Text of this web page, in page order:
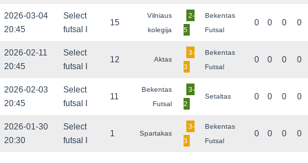
2026-03-04
20:45
Select
futsal I
15
Vilniaus
kolegija
2-
5
Bekentas
Futsal
0 0 0 0
2026-02-11
20:45
Select
futsal I
12 Aktas
3-
3
Bekentas
Futsal
0 0 0 0
2026-02-03
20:45
Select
futsal I
11
Bekentas
Futsal
3-
2
Setaltas 0 0 0 0
2026-01-30
20:30
Select
futsal I
1 Spartakas
3-
3
Bekentas
Futsal
0 0 0 0